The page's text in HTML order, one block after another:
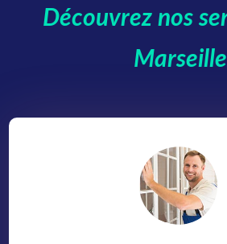
Découvrez nos
Marseille